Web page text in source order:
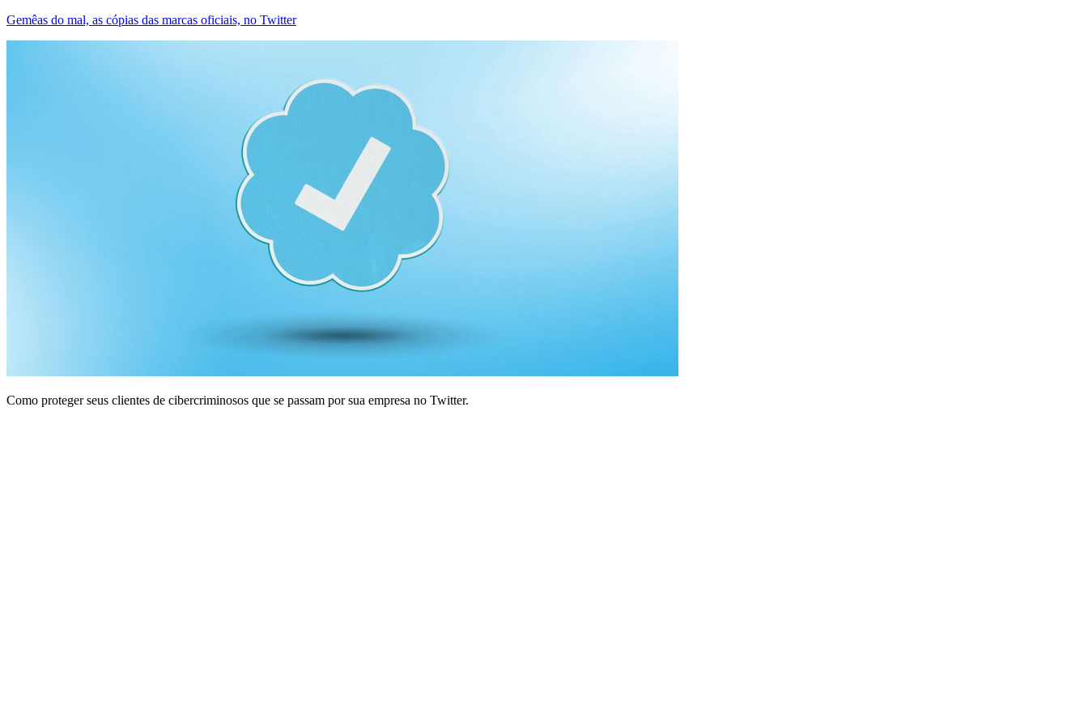
Gemêas do mal, as cópias das marcas oficiais, no Twitter
Como proteger seus clientes de cibercriminosos que se passam por sua empresa no Twitter.